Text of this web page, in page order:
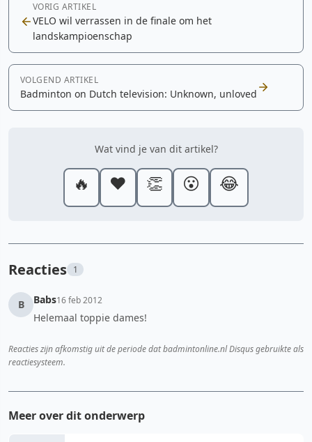
VORIG ARTIKEL
VELO wil verrassen in de finale om het
landskampioenschap
VOLGEND ARTIKEL
Badminton on Dutch television: Unknown, unloved
Wat vind je van dit artikel?
🔥 ❤️ 👏 😮 😂
Reacties 1
B Babs16 feb 2012
Helemaal toppie dames!
Reacties zijn afkomstig uit de periode dat badmintonline.nl Disqus gebruikte als
reactiesysteem.
Meer over dit onderwerp